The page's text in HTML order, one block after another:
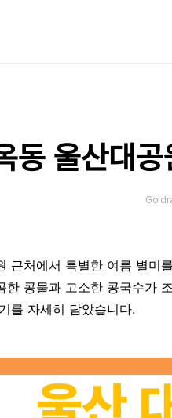
동 울산대
근처에서 특별한 여름 별미
한 콩물과 고소한 콩국수가
를 자세히 담았습니다.